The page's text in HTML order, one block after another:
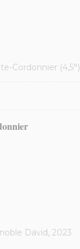
Cordonnier (4,5°)
David, 2023